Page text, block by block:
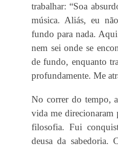
trabalhar: “Soa
música. Aliás, eu
fundo para nada.
nem sei onde se
de fundo, enquanto
profundamente. Me
No correr do tempo,
vida me direcionaram
filosofia. Fui
deusa da sabedoria.